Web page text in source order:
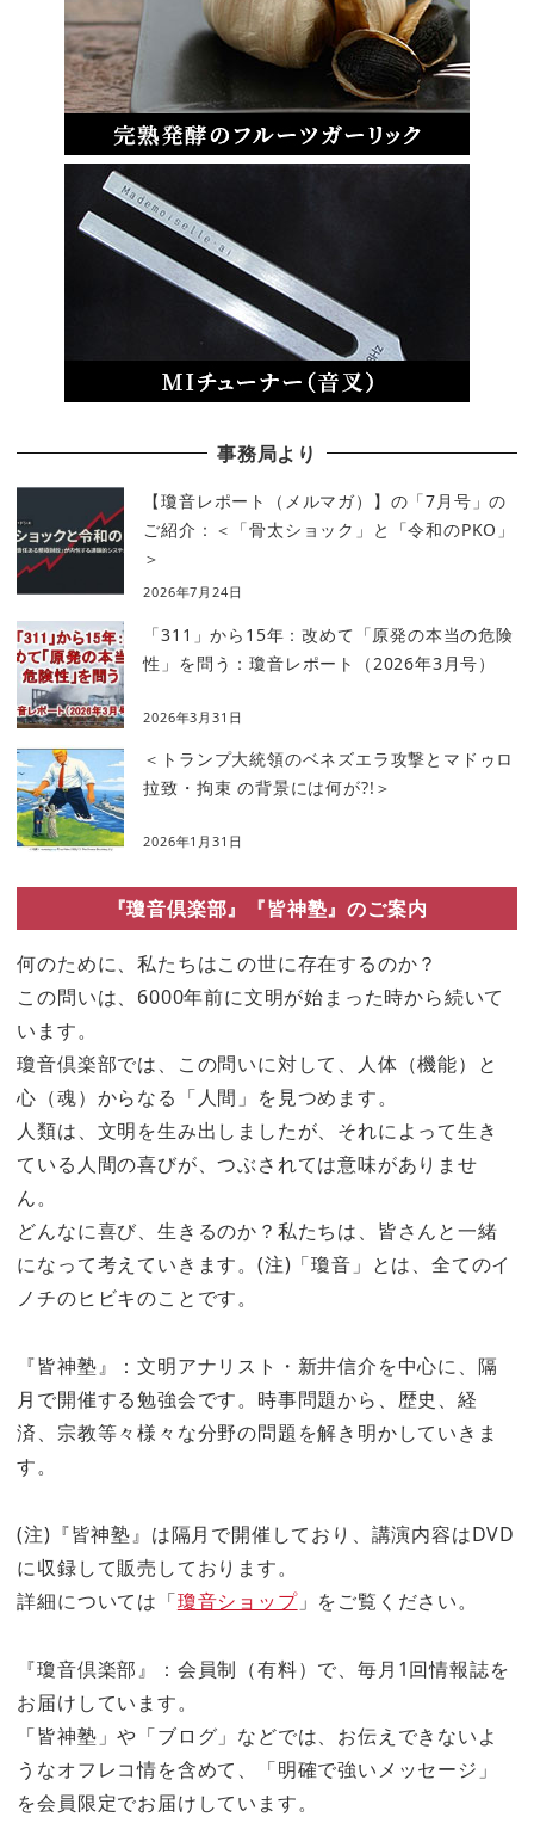
事務局より
【瓊音レポート（メルマガ）】の「7月号」の
ご紹介：＜「骨太ショック」と「令和のPKO」
＞
2026年7月24日
「311」から15年：改めて「原発の本当の危険
性」を問う：瓊音レポート（2026年3月号）
2026年3月31日
＜トランプ大統領のベネズエラ攻撃とマドゥロ
拉致・拘束 の背景には何が?!＞
2026年1月31日
『瓊音倶楽部』『皆神塾』のご案内
何のために、私たちはこの世に存在するのか？
この問いは、6000年前に文明が始まった時から続いて
います。
瓊音倶楽部では、この問いに対して、人体（機能）と
心（魂）からなる「人間」を見つめます。
人類は、文明を生み出しましたが、それによって生き
ている人間の喜びが、つぶされては意味がありませ
ん。
どんなに喜び、生きるのか？私たちは、皆さんと一緒
になって考えていきます。(注)「瓊音」とは、全てのイ
ノチのヒビキのことです。
『皆神塾』：文明アナリスト・新井信介を中心に、隔
月で開催する勉強会です。時事問題から、歴史、経
済、宗教等々様々な分野の問題を解き明かしていきま
す。
(注)『皆神塾』は隔月で開催しており、講演内容はDVD
に収録して販売しております。
詳細については「瓊音ショップ」をご覧ください。
『瓊音倶楽部』：会員制（有料）で、毎月1回情報誌を
お届けしています。
「皆神塾」や「ブログ」などでは、お伝えできないよ
うなオフレコ情を含めて、「明確で強いメッセージ」
を会員限定でお届けしています。